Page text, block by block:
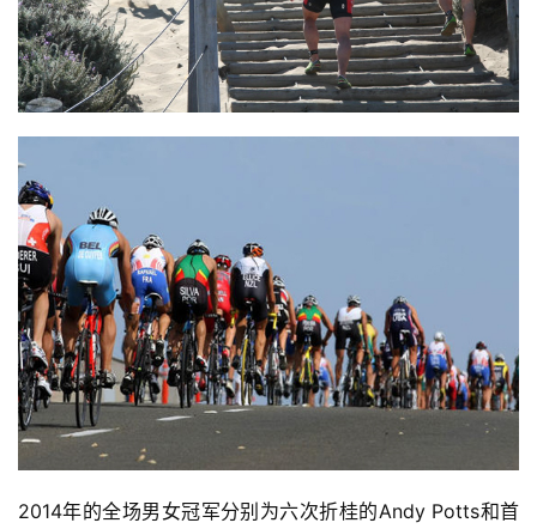
频
用
户
精
选
运
动
集
2014年的全场男女冠军分别为六次折桂的Andy Potts和首